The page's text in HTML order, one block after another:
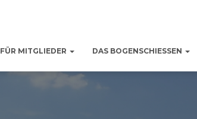
FÜR MITGLIEDER DAS BOGENSCHIESSEN